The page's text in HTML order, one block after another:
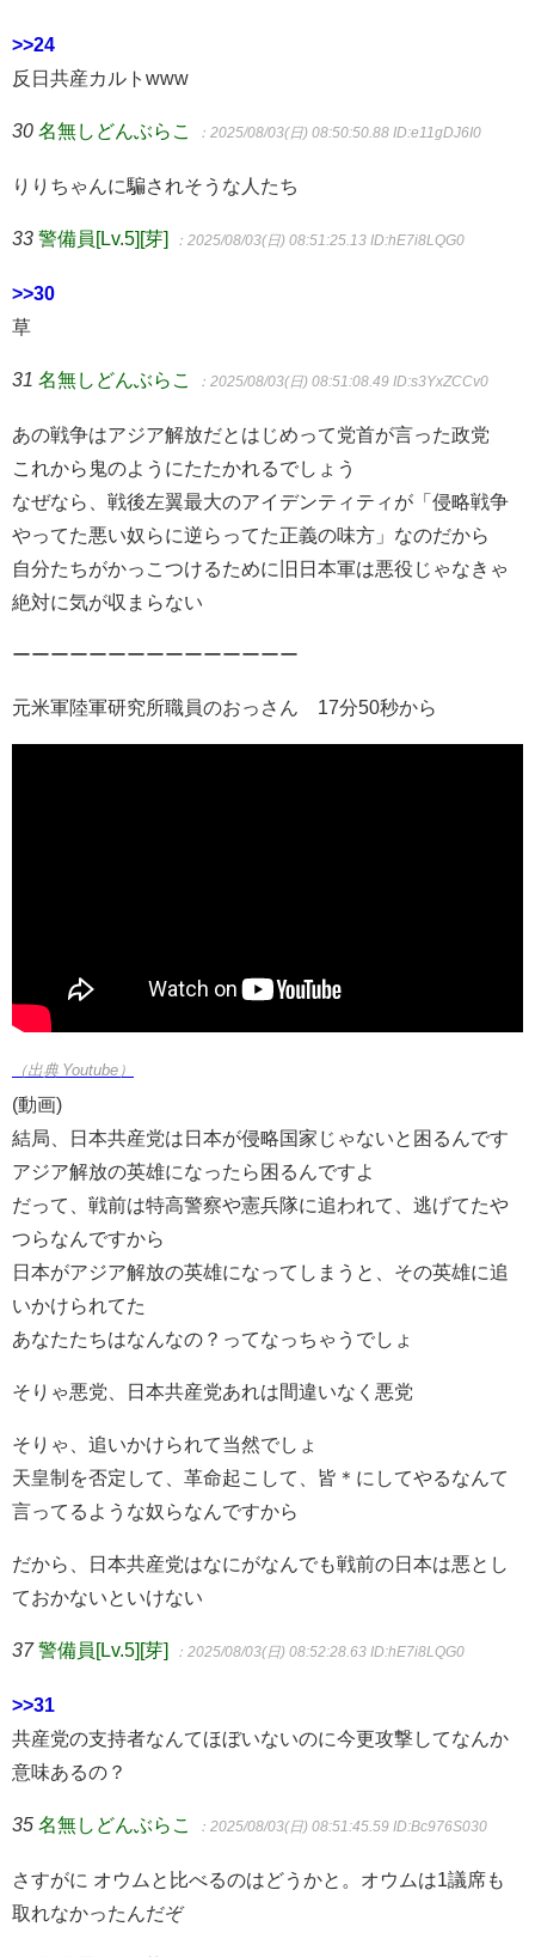
>>24
反日共産カルトwww
30 名無しどんぶらこ ：2025/08/03(日) 08:50:50.88 ID:e11gDJ6I0
りりちゃんに騙されそうな人たち
33 警備員[Lv.5][芽] ：2025/08/03(日) 08:51:25.13 ID:hE7i8LQG0
>>30
草
31 名無しどんぶらこ ：2025/08/03(日) 08:51:08.49 ID:s3YxZCCv0
あの戦争はアジア解放だとはじめって党首が言った政党
これから鬼のようにたたかれるでしょう
なぜなら、戦後左翼最大のアイデンティティが「侵略戦争
やってた悪い奴らに逆らってた正義の味方」なのだから
自分たちがかっこつけるために旧日本軍は悪役じゃなきゃ
絶対に気が収まらない
ーーーーーーーーーーーーーーー
元米軍陸軍研究所職員のおっさん 17分50秒から
（出典 Youtube）
(動画)
結局、日本共産党は日本が侵略国家じゃないと困るんです
アジア解放の英雄になったら困るんですよ
だって、戦前は特高警察や憲兵隊に追われて、逃げてたや
つらなんですから
日本がアジア解放の英雄になってしまうと、その英雄に追
いかけられてた
あなたたちはなんなの？ってなっちゃうでしょ
そりゃ悪党、日本共産党あれは間違いなく悪党
そりゃ、追いかけられて当然でしょ
天皇制を否定して、革命起こして、皆＊にしてやるなんて
言ってるような奴らなんですから
だから、日本共産党はなにがなんでも戦前の日本は悪とし
ておかないといけない
37 警備員[Lv.5][芽] ：2025/08/03(日) 08:52:28.63 ID:hE7i8LQG0
>>31
共産党の支持者なんてほぼいないのに今更攻撃してなんか
意味あるの？
35 名無しどんぶらこ ：2025/08/03(日) 08:51:45.59 ID:Bc976S030
さすがに オウムと比べるのはどうかと。オウムは1議席も
取れなかったんだぞ